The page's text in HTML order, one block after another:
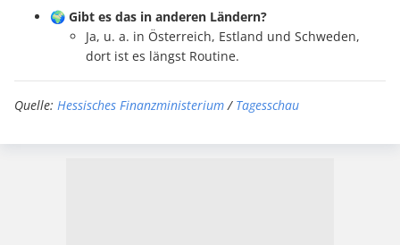
🌍 Gibt es das in anderen Ländern?
Ja, u. a. in Österreich, Estland und Schweden,
dort ist es längst Routine.
Quelle: Hessisches Finanzministerium/ Tagesschau